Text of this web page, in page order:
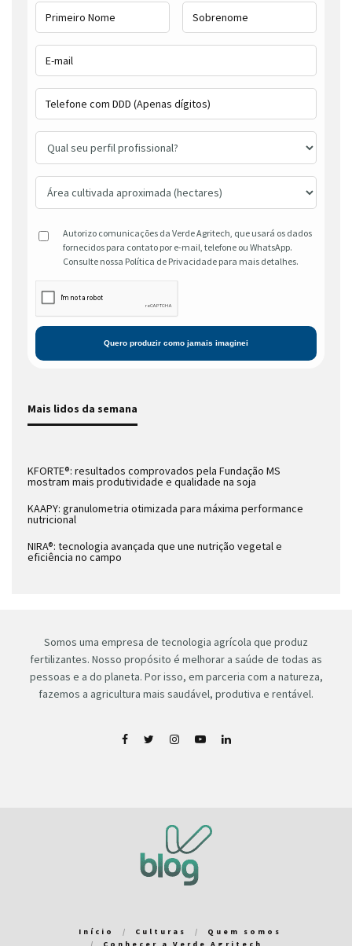
Autorizo comunicações da Verde Agritech, que usará os dados
fornecidos para contato por e-mail, telefone ou WhatsApp.
Consulte nossa Política de Privacidade para mais detalhes.
Mais lidos da semana
KFORTE®: resultados comprovados pela Fundação MS
mostram mais produtividade e qualidade na soja
KAAPY: granulometria otimizada para máxima performance
nutricional
NIRA®: tecnologia avançada que une nutrição vegetal e
eficiência no campo
Somos uma empresa de tecnologia agrícola que produz
fertilizantes. Nosso propósito é melhorar a saúde de todas as
pessoas e a do planeta. Por isso, em parceria com a natureza,
fazemos a agricultura mais saudável, produtiva e rentável.
Início Culturas
Quem somos